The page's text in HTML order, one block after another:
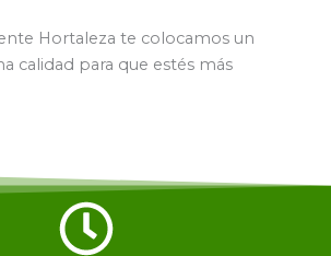
Hortaleza te colocamos un
calidad para que estés más